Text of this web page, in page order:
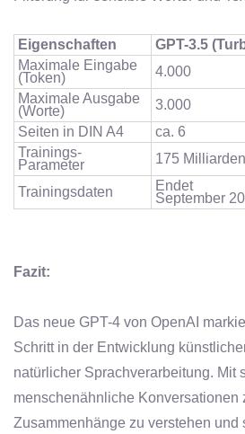
Eigenschaften GPT-3.5
Maximale Eingabe
(Token)
4.000
Maximale Ausgabe
(Worte)
3.000
Seiten in DIN A4
ca. 6
Trainings-
Parameter
175 Milliarden
Trainingsdaten
Endet
September
Fazit:
Das neue GPT-4 von OpenAI
Schritt in der Entwicklung
natürlicher Sprachverarbeitung. Mit
menschenähnliche Konversationen
Zusammenhänge zu verstehen und